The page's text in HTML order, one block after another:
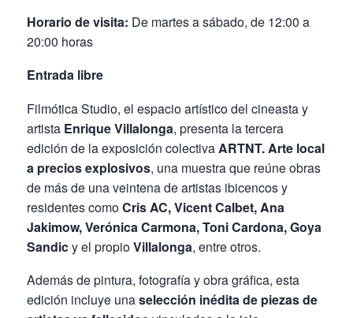
Horario de visita: De martes a sábado, de 12:00 a
20:00 horas
Entrada libre
Filmótica Studio, el espacio artístico del cineasta y
artista Enrique Villalonga, presenta la tercera
edición de la exposición colectivaARTNT. Arte local
a precios explosivos, una muestra que reúne obras
de más de una veintena de artistas ibicencos y
residentes comoCris AC, Vicent Calbet, Ana
Jakimow, Verónica Carmona, Toni Cardona, Goya
Sandicy el propioVillalonga, entre otros.
Además de pintura, fotografía y obra gráfica, esta
edición incluye unaselección inédita de piezas de